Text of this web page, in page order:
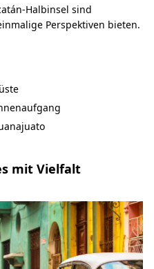
Halbinsel sind
Perspektiven bieten.
mit Vielfalt